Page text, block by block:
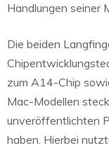
Handlungen seiner
Die beiden
zum A14-Chip
Mac-Modellen
unveröffentlichten
haben. Hierbei